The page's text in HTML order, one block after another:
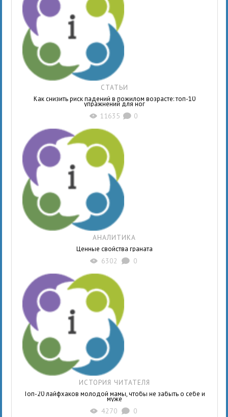
СТАТЬИ
Как снизить риск падений в пожилом возрасте: топ-10
упражнений для ног
X 11635 K 0
АНАЛИТИКА
Ценные свойства граната
X 6302 K 0
ИСТОРИЯ ЧИТАТЕЛЯ
Топ-20 лайфхаков молодой мамы, чтобы не забыть о себе и
муже
X 4270 K 0